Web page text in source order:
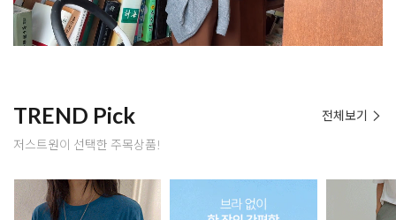
TREND Pick
저스트원이 선택한 주목상품!
전체보기